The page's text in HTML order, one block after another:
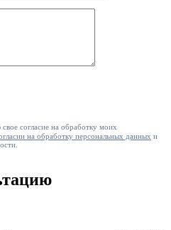
согласие на обработку моих
на обработку персональных данных и